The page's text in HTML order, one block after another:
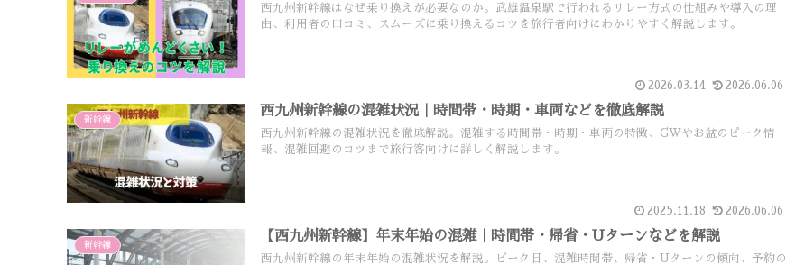
西九州新幹線はなぜ乗り換えが必要なのか。武雄温泉駅で行われるリレー方式の仕組みや導入の理
由、利用者の口コミ、スムーズに乗り換えるコツを旅行者向けにわかりやすく解説します。
2026.03.14 2026.06.06
新幹線
西九州新幹線の混雑状況｜時間帯・時期・車両などを徹底解説
西九州新幹線の混雑状況を徹底解説。混雑する時間帯・時期・車両の特徴、GWやお盆のピーク情
報、混雑回避のコツまで旅行客向けに詳しく解説します。
2025.11.18 2026.06.06
新幹線
【西九州新幹線】年末年始の混雑｜時間帯・帰省・Uターンなどを解説
西九州新幹線の年末年始の混雑状況を解説。ピーク日、混雑時間帯、帰省・Uターンの傾向、予約の